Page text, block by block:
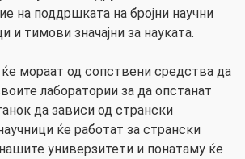
на поддршката на бројни научни
и тимови значајни за науката.
мораат од сопствени средства да
лаборатории за да опстанат
да зависи од странски
ќе работат за странски
универзитети и понатаму ќе